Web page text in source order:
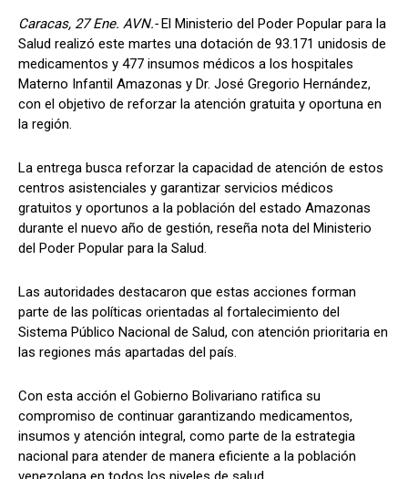
Caracas, 27 Ene. AVN.-El Ministerio del Poder Popular para la
Salud realizó este martes una dotación de 93.171 unidosis de
medicamentos y 477 insumos médicos a los hospitales
Materno Infantil Amazonas y Dr. José Gregorio Hernández,
con el objetivo de reforzar la atención gratuita y oportuna en
la región.
La entrega busca reforzar la capacidad de atención de estos
centros asistenciales y garantizar servicios médicos
gratuitos y oportunos a la población del estado Amazonas
durante el nuevo año de gestión, reseña nota del Ministerio
del Poder Popular para la Salud.
Las autoridades destacaron que estas acciones forman
parte de las políticas orientadas al fortalecimiento del
Sistema Público Nacional de Salud, con atención prioritaria en
las regiones más apartadas del país.
Con esta acción el Gobierno Bolivariano ratifica su
compromiso de continuar garantizando medicamentos,
insumos y atención integral, como parte de la estrategia
nacional para atender de manera eficiente a la población